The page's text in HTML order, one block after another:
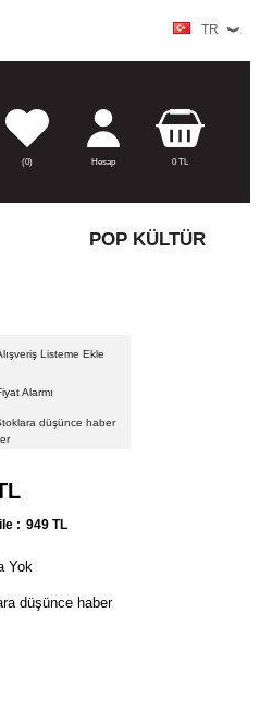
TR
(0) Hesap 0TL
POP KÜLTÜR
Listeme Ekle
Alarmı
düşünce haber
: TL
949
Yok
düşünce haber